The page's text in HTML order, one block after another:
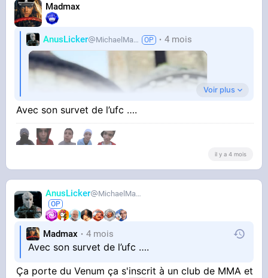
Madmax
AnusLicker MichaelMann 4 mois
Voir plus
Avec son survet de l’ufc ….
il y a 4 mois
AnusLicker MichaelMann
Madmax 4 mois
Avec son survet de l’ufc ….
Ça porte du Venum ça s'inscrit à un club de MMA et